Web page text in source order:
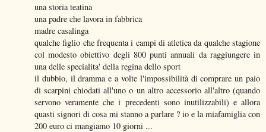
una storia teatina
una padre che lavora in fabbrica
madre casalinga
qualche figlio che frequenta i campi di atletica da qualche stagione
col modesto obiettivo degli 800 punti annuali da raggiungere in
una delle specialita' della regina dello sport
il dubbio, il dramma e a volte l'impossibilità di comprare un paio
di scarpini chiodati all'uno o un altro accessorio all'altro (quando
servono veramente che i precedenti sono inutilizzabili) e allora
quasti signori di cosa mi stanno a parlare ? io e la miafamiglia con
200 euro ci mangiamo 10 giorni ...